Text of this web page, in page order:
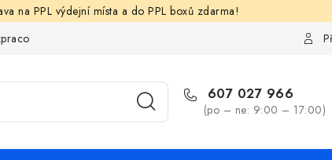
na PPL výdejní místa a do PPL boxů zdarma!
ochrany osobních údajů Kontakty
607 027 966
(po – ne: 9:00 – 17:00)